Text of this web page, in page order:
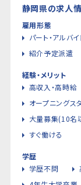
静岡県の求人
雇用形態
パート・アルバイ
紹介予定派遣
経験・メリット
高収入・高時給
オープニングス
大量募集(10名
すぐ働ける
学歴
学歴不問